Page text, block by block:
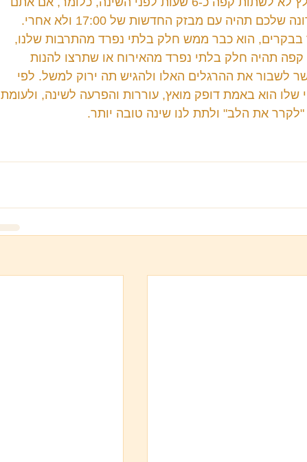
בבקרים, הוא כבר ממש חלק בלתי נפרד מהתרבות שלנו,
קפה תהיה חלק בלתי נפרד מהאירוח או שתרצו להנות
את ההרגלים האלו ולהגיש תה ירוק למשל. לפי
שלו הוא באמת דופק מואץ, עוררות והפרעה לשינה, ולעומת
את הלב" ולתת לנו שינה טובה יותר.